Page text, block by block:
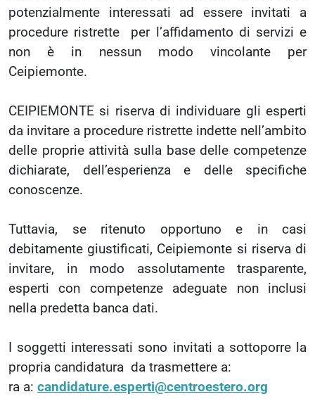
potenzialmente interessati ad essere invitati a
procedure ristrette per l’affidamento di servizi e
non è in nessun modo vincolante per
Ceipiemonte.
CEIPIEMONTE si riserva di individuare gli esperti
da invitare a procedure ristrette indette nell’ambito
delle proprie attività sulla base delle competenze
dichiarate, dell’esperienza e delle specifiche
conoscenze.
Tuttavia, se ritenuto opportuno e in casi
debitamente giustificati, Ceipiemonte si riserva di
invitare, in modo assolutamente trasparente,
esperti con competenze adeguate non inclusi
nella predetta banca dati.
I soggetti interessati sono invitati a sottoporre la
propria candidatura da trasmettere a:
ra a: candidature.esperti@centroestero.org